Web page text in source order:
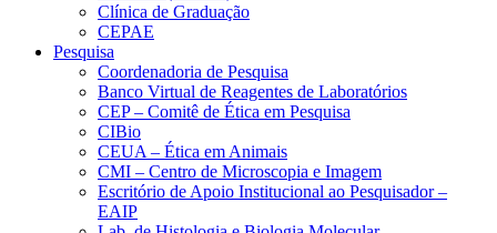
Clínica de Graduação
CEPAE
Pesquisa
Coordenadoria de Pesquisa
Banco Virtual de Reagentes de Laboratórios
CEP – Comitê de Ética em Pesquisa
CIBio
CEUA – Ética em Animais
CMI – Centro de Microscopia e Imagem
Escritório de Apoio Institucional ao Pesquisador –
EAIP